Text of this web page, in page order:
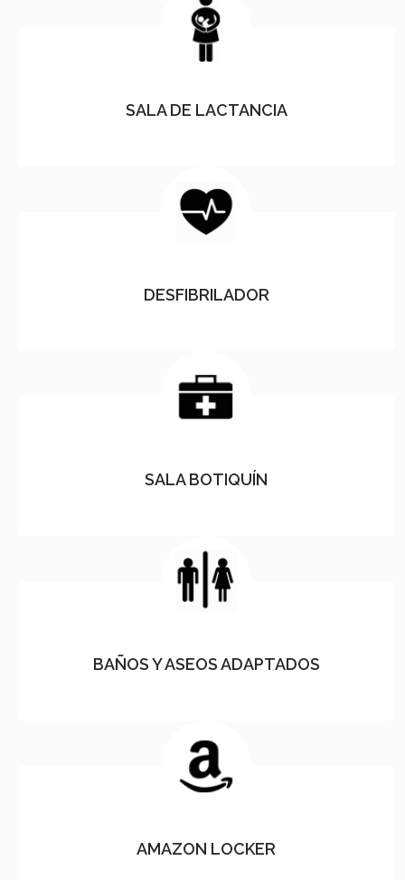
SALA DE LACTANCIA
DESFIBRILADOR
SALA BOTIQUÍN
BAÑOS Y ASEOS ADAPTADOS
AMAZON LOCKER